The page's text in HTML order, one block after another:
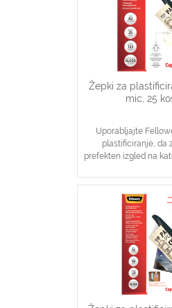
Žepki za
mic, 25
Uporabljajte
plastificiranje, da
prefekten izgled na
Idealno za obvestila,
V pomoč pri visoki